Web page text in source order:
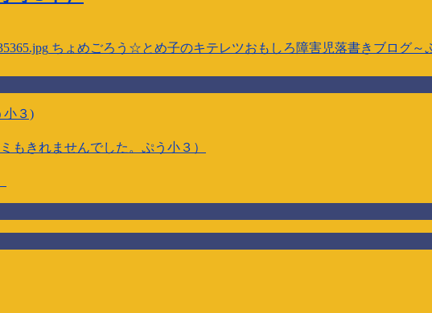
ちょめごろう☆とめ子のキテレツおもしろ障害児落書きブログ～
小３)
もきれませんでした。ぷう小３）